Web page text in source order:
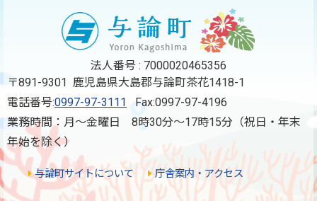
法人番号 : 7000020465356
〒891-9301 鹿児島県大島郡与論町茶花1418-1
電話番号:0997-97-3111 Fax:0997-97-4196
業務時間：月～金曜日 8時30分～17時15分（祝日・年末
年始を除く）
与論町サイトについて 庁舎案内・アクセス